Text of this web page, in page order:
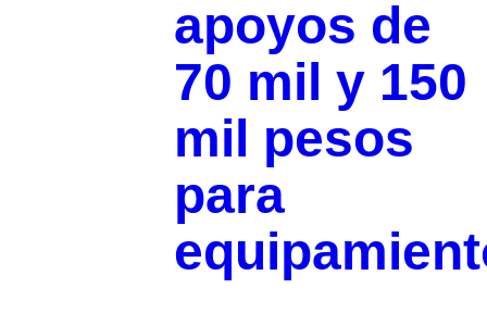
apoyos de
70 mil y 150
mil pesos
para